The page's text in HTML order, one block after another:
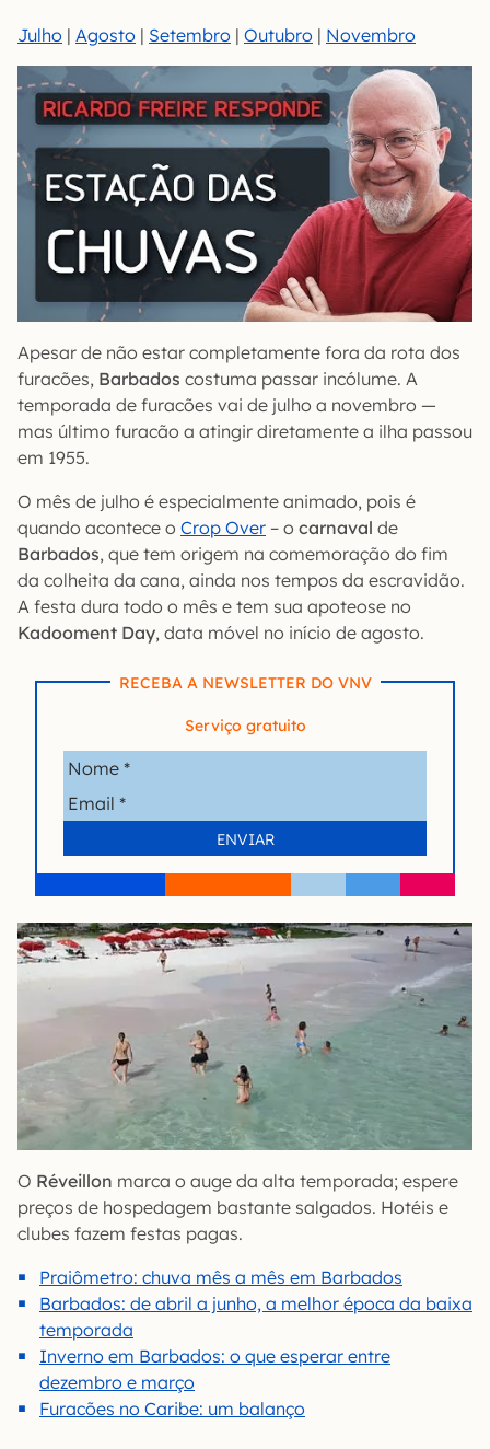
Julho | Agosto | Setembro | Outubro | Novembro
Apesar de não estar completamente fora da rota dos
furacões, Barbados costuma passar incólume. A
temporada de furacões vai de julho a novembro —
mas último furacão a atingir diretamente a ilha passou
em 1955.
O mês de julho é especialmente animado, pois é
quando acontece o Crop Over – o carnaval de
Barbados, que tem origem na comemoração do fim
da colheita da cana, ainda nos tempos da escravidão.
A festa dura todo o mês e tem sua apoteose no
Kadooment Day, data móvel no início de agosto.
RECEBA A NEWSLETTER DO VNV
Serviço gratuito
O Réveillon marca o auge da alta temporada; espere
preços de hospedagem bastante salgados. Hotéis e
clubes fazem festas pagas.
Praiômetro: chuva mês a mês em Barbados
Barbados: de abril a junho, a melhor época da baixa
temporada
Inverno em Barbados: o que esperar entre
dezembro e março
Furacões no Caribe: um balanço